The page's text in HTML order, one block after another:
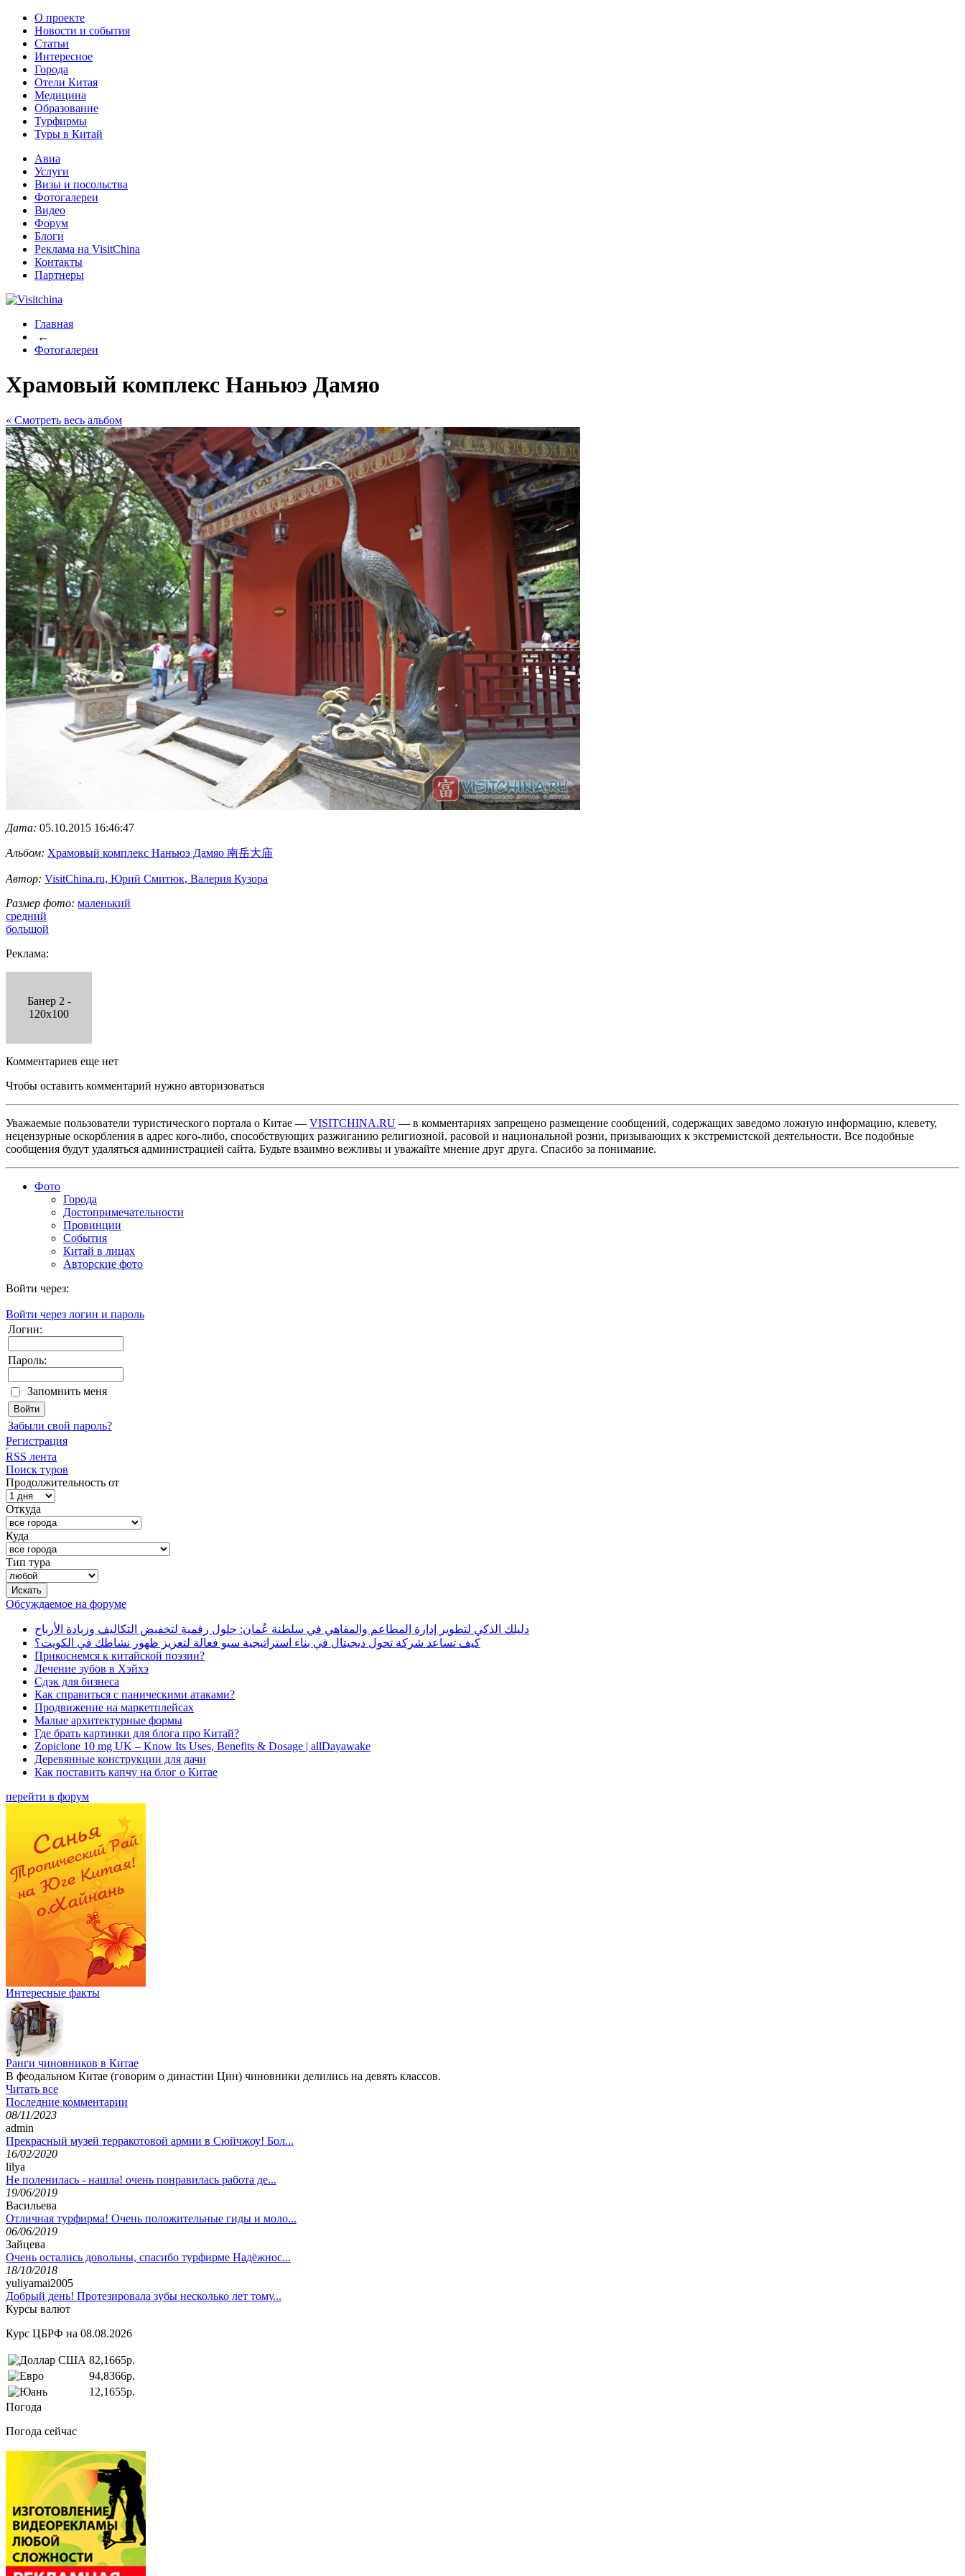
О проекте
Новости и события
Статьи
Интересное
Города
Отели Китая
Медицина
Образование
Турфирмы
Туры в Китай
Авиа
Услуги
Визы и посольства
Фотогалереи
Видео
Форум
Блоги
Реклама на VisitChina
Контакты
Партнеры
Главная
←
Фотогалереи
Храмовый комплекс Наньюэ Дамяо
« Cмотреть весь альбом
Дата: 05.10.2015 16:46:47
Альбом: Храмовый комплекс Наньюэ Дамяо 南岳大庙
Автор: VisitChina.ru, Юрий Смитюк, Валерия Кузора
Размер фото: маленький
средний
большой
Реклама:
Банер 2 -
120x100
Комментариев еще нет
Чтобы оставить комментарий нужно авторизоваться
Уважаемые пользователи туристического портала о Китае — VISITCHINA.RU — в комментариях запрещено размещение сообщений, содержащих заведомо ложную информацию, клевету,
нецензурные оскорбления в адрес кого-либо, способствующих разжиганию религиозной, расовой и национальной розни, призывающих к экстремистской деятельности. Все подобные
сообщения будут удаляться администрацией сайта. Будьте взаимно вежливы и уважайте мнение друг друга. Спасибо за понимание.
Фото
Города
Достопримечательности
Провинции
События
Китай в лицах
Авторские фото
Войти через:
Войти через логин и пароль
Логин:
Пароль:
Запомнить меня
Забыли свой пароль?
Регистрация
RSS лента
Поиск туров
Продолжительность от
Откуда
Куда
Тип тура
Обсуждаемое на форуме
دليلك الذكي لتطوير إدارة المطاعم والمقاهي في سلطنة عُمان: حلول رقمية لتخفيض التكاليف وزيادة الأرباح
كيف تساعد شركة تحول ديجيتال في بناء استراتيجية سيو فعالة لتعزيز ظهور نشاطك في الكويت؟
Прикоснемся к китайской поэзии?
Лечение зубов в Хэйхэ
Сдэк для бизнеса
Как справиться с паническими атаками?
Продвижение на маркетплейсах
Малые архитектурные формы
Где брать картинки для блога про Китай?
Zopiclone 10 mg UK – Know Its Uses, Benefits & Dosage | allDayawake
Деревянные конструкции для дачи
Как поставить капчу на блог о Китае
перейти в форум
Интересные факты
Ранги чиновников в Китае
В феодальном Китае (говорим о династии Цин) чиновники делились на девять классов.
Читать все
Последние комментарии
08/11/2023
admin
Прекрасный музей терракотовой армии в Сюйчжоу! Бол...
16/02/2020
lilya
Не поленилась - нашла! очень понравилась работа де...
19/06/2019
Васильева
Отличная турфирма! Очень положительные гиды и моло...
06/06/2019
Зайцева
Очень остались довольны, спасибо турфирме Надёжнос...
18/10/2018
yuliyamai2005
Добрый день! Протезировала зубы несколько лет тому...
Курсы валют
Курс ЦБРФ на 08.08.2026
82,1665р.
94,8366р.
12,1655р.
Погода
Погода сейчас